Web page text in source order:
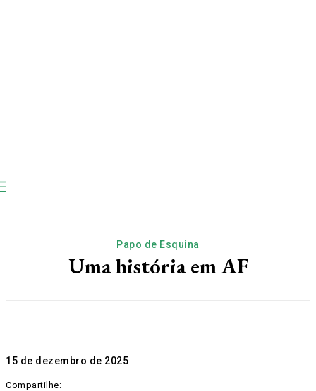
Papo de Esquina
Uma história em AF
15 de dezembro de 2025
Compartilhe: